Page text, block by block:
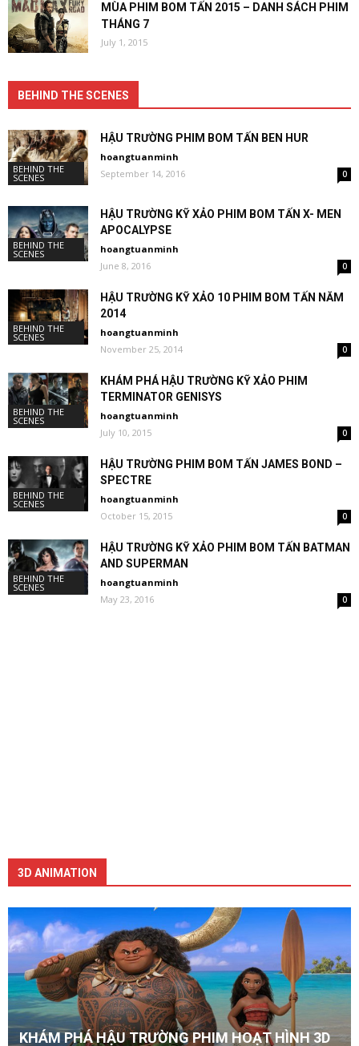
MÙA PHIM BOM TẤN 2015 – DANH SÁCH PHIM
THÁNG 7
July 1, 2015
BEHIND THE SCENES
BEHIND THE
SCENES
HẬU TRƯỜNG PHIM BOM TẤN BEN HUR
hoangtuanminh
September 14, 2016
0
BEHIND THE
SCENES
HẬU TRƯỜNG KỸ XẢO PHIM BOM TẤN X- MEN
APOCALYPSE
hoangtuanminh
June 8, 2016
0
BEHIND THE
SCENES
HẬU TRƯỜNG KỸ XẢO 10 PHIM BOM TẤN NĂM
2014
hoangtuanminh
November 25, 2014
0
BEHIND THE
SCENES
KHÁM PHÁ HẬU TRƯỜNG KỸ XẢO PHIM
TERMINATOR GENISYS
hoangtuanminh
July 10, 2015
0
BEHIND THE
SCENES
HẬU TRƯỜNG PHIM BOM TẤN JAMES BOND –
SPECTRE
hoangtuanminh
October 15, 2015
0
BEHIND THE
SCENES
HẬU TRƯỜNG KỸ XẢO PHIM BOM TẤN BATMAN
AND SUPERMAN
hoangtuanminh
May 23, 2016
0
3D ANIMATION
KHÁM PHÁ HẬU TRƯỜNG PHIM HOẠT HÌNH 3D